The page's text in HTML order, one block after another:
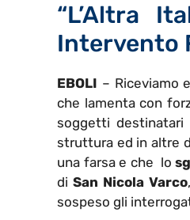
“L’Altra
Intervento
EBOLI – Riceviamo
che lamenta con
soggetti destinatari
struttura ed in altre
una farsa e che lo
di San Nicola Varco
sospeso gli